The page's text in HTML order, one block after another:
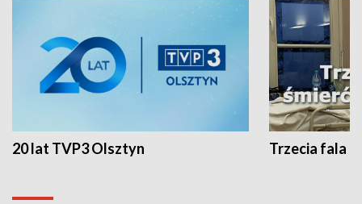
20 lat TVP3 Olsztyn Trzecia fala -